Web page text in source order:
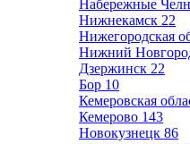
Набережные
Нижнекамск 22
Нижегородская
Нижний
Дзержинск 22
Бор 10
Кемеровская
Кемерово 143
Новокузнецк 86